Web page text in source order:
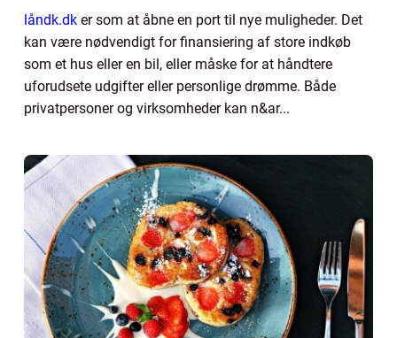
låndk.dk er som at åbne en port til nye muligheder. Det
kan være nødvendigt for finansiering af store indkøb
som et hus eller en bil, eller måske for at håndtere
uforudsete udgifter eller personlige drømme. Både
privatpersoner og virksomheder kan n&ar...